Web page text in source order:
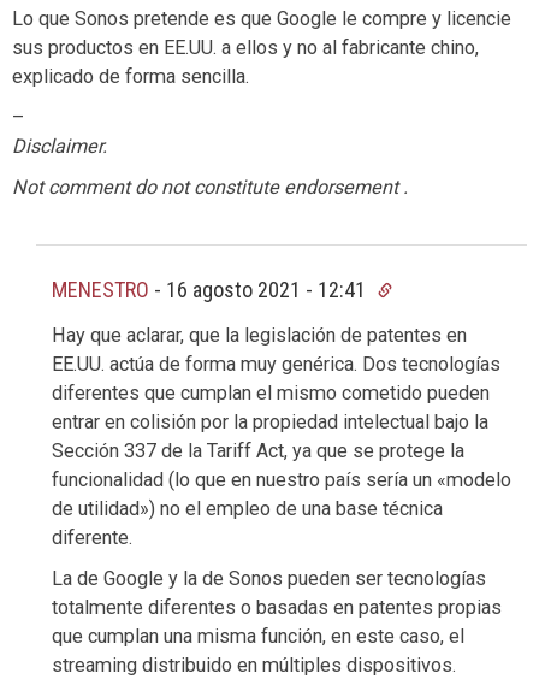
Lo que Sonos pretende es que Google le compre y licencie
sus productos en EE.UU. a ellos y no al fabricante chino,
explicado de forma sencilla.
–
Disclaimer.
Not comment do not constitute endorsement .
MENESTRO - 16 agosto 2021 - 12:41
Hay que aclarar, que la legislación de patentes en
EE.UU. actúa de forma muy genérica. Dos tecnologías
diferentes que cumplan el mismo cometido pueden
entrar en colisión por la propiedad intelectual bajo la
Sección 337 de la Tariff Act, ya que se protege la
funcionalidad (lo que en nuestro país sería un «modelo
de utilidad») no el empleo de una base técnica
diferente.
La de Google y la de Sonos pueden ser tecnologías
totalmente diferentes o basadas en patentes propias
que cumplan una misma función, en este caso, el
streaming distribuido en múltiples dispositivos.